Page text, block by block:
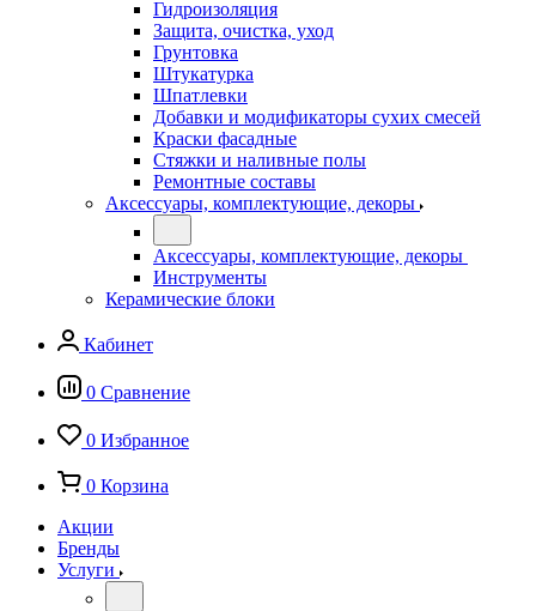
Гидроизоляция
Защита, очистка, уход
Грунтовка
Штукатурка
Шпатлевки
Добавки и модификаторы сухих смесей
Краски фасадные
Стяжки и наливные полы
Ремонтные составы
Аксессуары, комплектующие, декоры
Аксессуары, комплектующие, декоры
Инструменты
Керамические блоки
Кабинет
0 Сравнение
0 Избранное
0 Корзина
Акции
Бренды
Услуги